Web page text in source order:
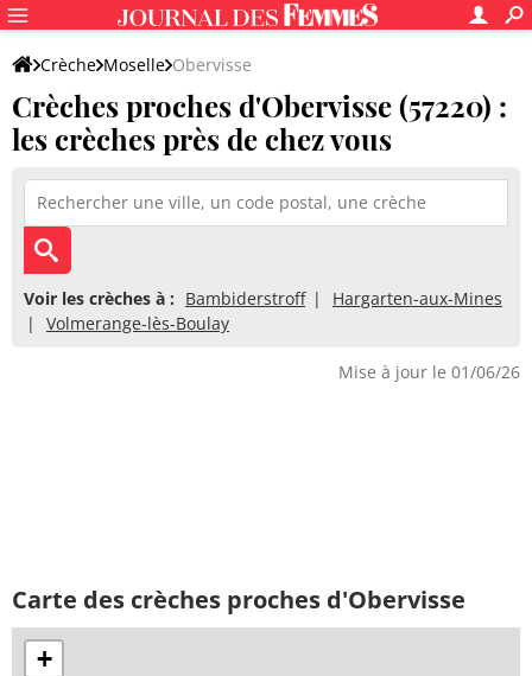
Crèche Moselle Obervisse
Crèches proches d'Obervisse (57220) :
les crèches près de chez vous
Voir les crèches à : Bambiderstroff
Hargarten-aux-Mines
Volmerange-lès-Boulay
Mise à jour le 01/06/26
Carte des crèches proches d'Obervisse
+